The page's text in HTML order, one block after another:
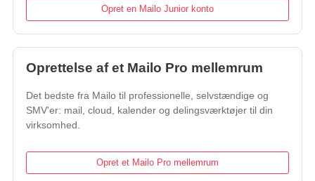
Opret en Mailo Junior konto
Oprettelse af et Mailo Pro mellemrum
Det bedste fra Mailo til professionelle, selvstændige og
SMV'er: mail, cloud, kalender og delingsværktøjer til din
virksomhed.
Opret et Mailo Pro mellemrum